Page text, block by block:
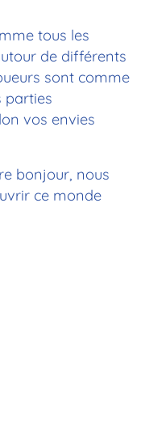
tous les
de différents
sont comme
parties
vos envies
bonjour, nous
ce monde